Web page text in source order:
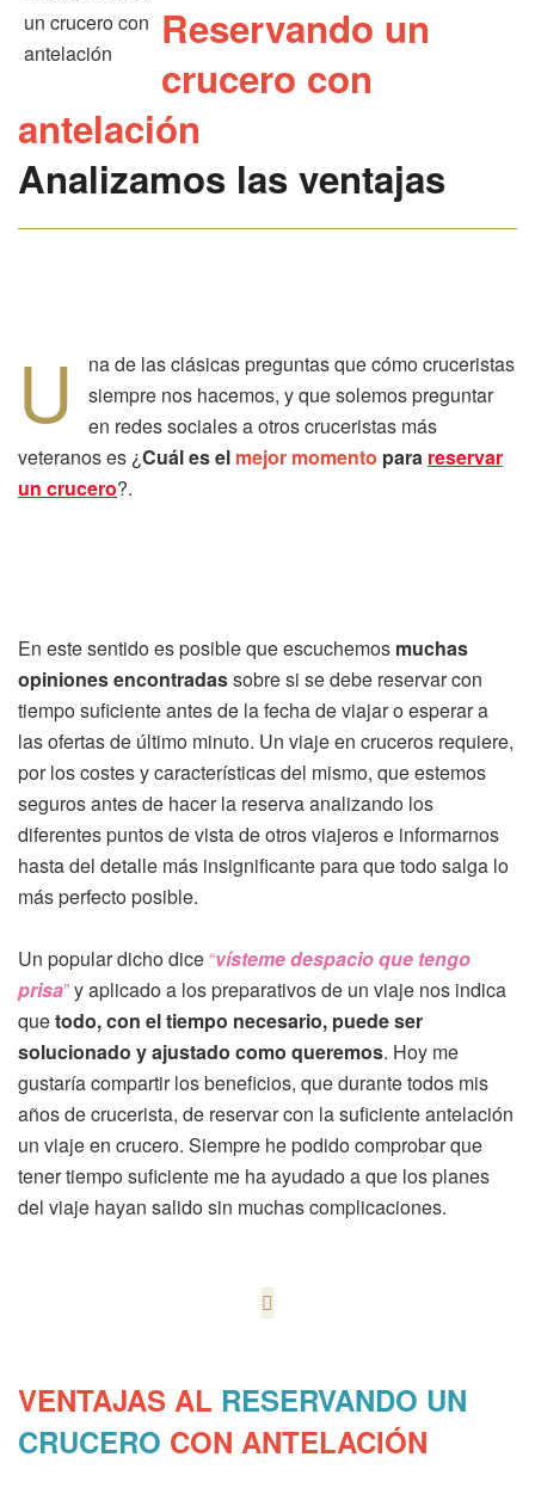
Reservando un
crucero con
antelación
Analizamos las ventajas
U
na de las clásicas preguntas que cómo cruceristas
siempre nos hacemos, y que solemos preguntar
en redes sociales a otros cruceristas más
veteranos es ¿Cuál es el mejor momento para reservar
un crucero?.
En este sentido es posible que escuchemos muchas
opiniones encontradassobre si se debe reservar con
tiempo suficiente antes de la fecha de viajar o esperar a
las ofertas de último minuto. Un viaje en cruceros requiere,
por los costes y características del mismo, que estemos
seguros antes de hacer la reserva analizando los
diferentes puntos de vista de otros viajeros e informarnos
hasta del detalle más insignificante para que todo salga lo
más perfecto posible.
Un popular dicho dice“vísteme despacio que tengo
prisa”y aplicado a los preparativos de un viaje nos indica
quetodo, con el tiempo necesario, puede ser
solucionado y ajustado como queremos. Hoy me
gustaría compartir los beneficios, que durante todos mis
años de crucerista, de reservar con la suficiente antelación
un viaje en crucero. Siempre he podido comprobar que
tener tiempo suficiente me ha ayudado a que los planes
del viaje hayan salido sin muchas complicaciones.
VENTAJAS AL RESERVANDO UN
CRUCERO CON ANTELACIÓN